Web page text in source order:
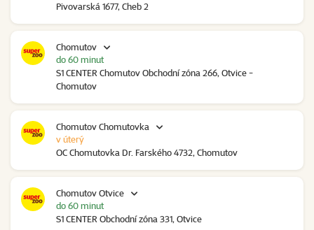
Pivovarská 1677, Cheb 2
Chomutov
S1 CENTER Chomutov Obchodní zóna 266, Otvice -
Chomutov
do 60 minut
Chomutov Chomutovka
OC Chomutovka Dr. Farského 4732, Chomutov
v úterý
Chomutov Otvice
S1 CENTER Obchodní zóna 331, Otvice
do 60 minut